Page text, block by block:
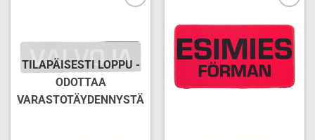
TILAPÄISESTI LOPPU -
ODOTTAA
VARASTOTÄYDENNYSTÄ
wishlist